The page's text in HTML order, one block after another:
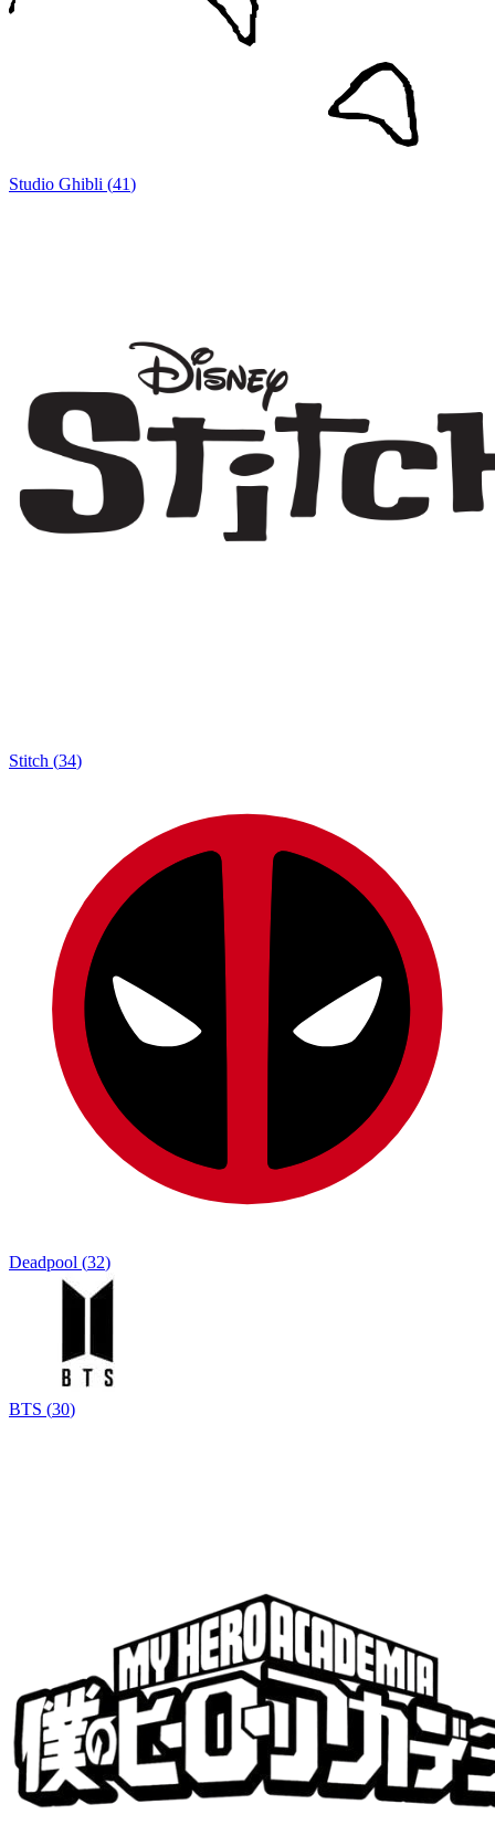
Studio Ghibli (41)
Stitch (34)
Deadpool (32)
BTS (30)